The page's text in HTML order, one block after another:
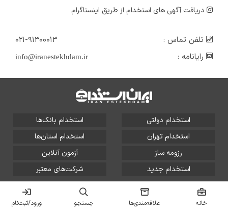
دریافت آگهی های استخدام از طریق اینستاگرام
تلفن تماس :
۰۲۱-۹۱۳۰۰۰۱۳
رایانامه :
info@iranestekhdam.ir
استخدام دولتی
استخدام بانک‌ها
استخدام تهران
استخدام استان‌ها
رزومه ساز
آزمون آنلاین
استخدام جدید
شرکت‌های معتبر
تمامی حقوق این سایت برای آلتین سیستم محفوظ است و هر
گونه سوءاستفاده از آن پیگرد قانونی دارد.
خانه علاقه‌مندی‌ها جستجو ورود/ثبت‌نام